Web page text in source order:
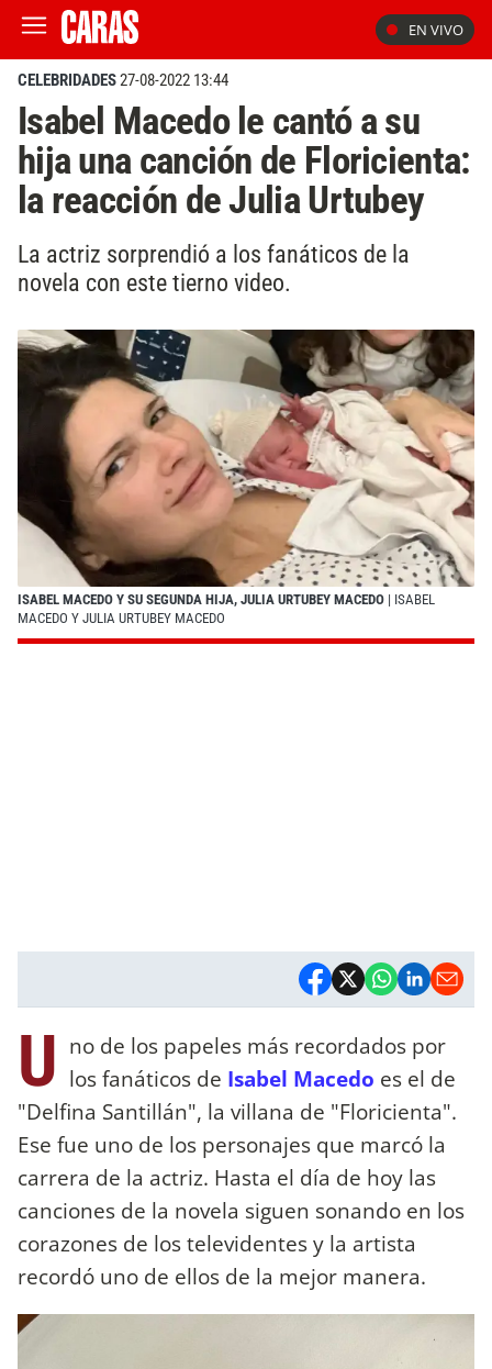
EN VIVO
CELEBRIDADES27-08-2022 13:44
Isabel Macedo le cantó a su
hija una canción de Floricienta:
la reacción de Julia Urtubey
La actriz sorprendió a los fanáticos de la
novela con este tierno video.
ISABEL MACEDO Y SU SEGUNDA HIJA, JULIA URTUBEY MACEDO | ISABEL
MACEDO Y JULIA URTUBEY MACEDO
U no de los papeles más recordados por
los fanáticos de Isabel Macedo es el de
"Delfina Santillán", la villana de "Floricienta".
Ese fue uno de los personajes que marcó la
carrera de la actriz. Hasta el día de hoy las
canciones de la novela siguen sonando en los
corazones de los televidentes y la artista
recordó uno de ellos de la mejor manera.